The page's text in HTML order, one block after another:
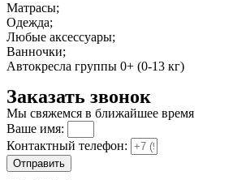
Матрасы;
Одежда;
Любые аксессуары;
Ванночки;
Автокресла группы 0+ (0-13 кг)
Заказать звонок
Мы свяжемся в ближайшее время
Ваше имя:
Контактный телефон:
Отправить